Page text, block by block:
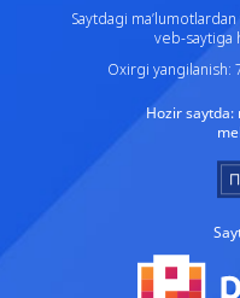
Saytdagi
veb-saytiga
Oxirgi yangilanish:
Hozir saytda: